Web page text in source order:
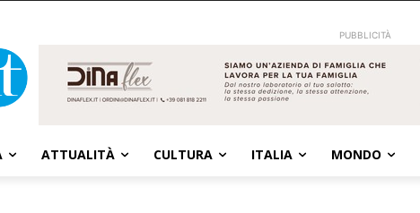
PUBBLICITÀ
ATTUALITÀ CULTURA ITALIA MONDO